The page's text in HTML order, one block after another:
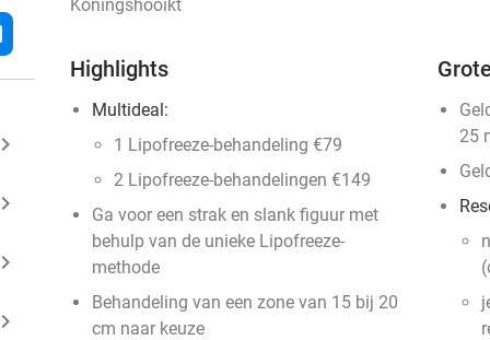
keyboard_arrow_right
keyboard_arrow_right
keyboard_arrow_right
keyboard_arrow_right
Koningshooikt
Highlights
Multideal:
1 Lipofreeze-behandeling €79
2 Lipofreeze-behandelingen €149
Ga voor een strak en slank figuur met
behulp van de unieke Lipofreeze-
methode
Behandeling van een zone van 15 bij 20
cm naar keuze
25